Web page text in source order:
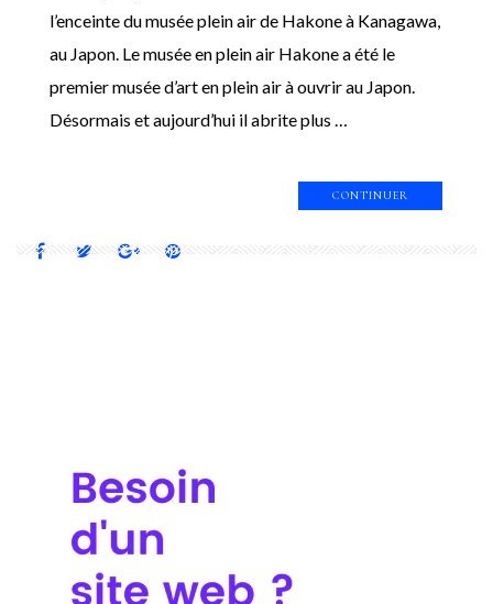
l’enceinte du musée plein air de Hakone à Kanagawa,
au Japon. Le musée en plein air Hakone a été le
premier musée d’art en plein air à ouvrir au Japon.
Désormais et aujourd’hui il abrite plus …
CONTINUER